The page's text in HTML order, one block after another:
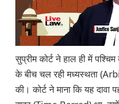
सुप्रीम कोर्ट ने हाल ही में
के बीच चल रही मध्यस्थता
की। कोर्ट ने माना कि यह